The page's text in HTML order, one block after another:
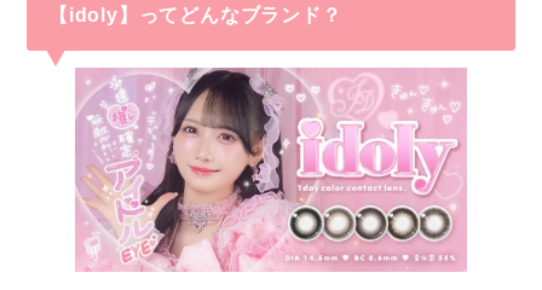
【idoly】ってどんなブランド？